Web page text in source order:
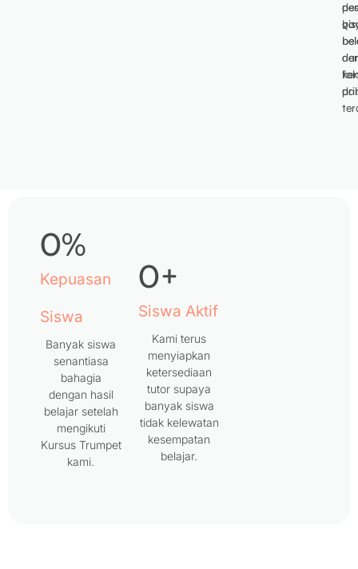
Kepuasan
Siswa
0%
Banyak siswa
senantiasa
bahagia
dengan hasil
belajar setelah
mengikuti
Kursus Trumpet
kami.
Siswa Aktif
0+
Kami terus
menyiapkan
ketersediaan
tutor supaya
banyak siswa
tidak kelewatan
kesempatan
belajar.